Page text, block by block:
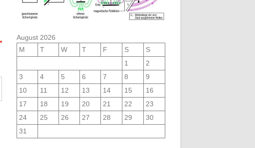
August 2026
M
T W T F S
S
1
2
3
4 5 6 7 8
9
10
11 12 13 14 15
16
17
18 19 20 21 22
23
24
25 26 27 28 29
30
31